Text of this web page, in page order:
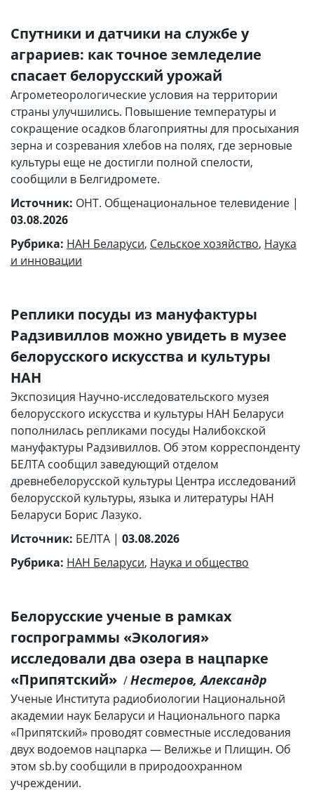
Спутники и датчики на службе у
аграриев: как точное земледелие
спасает белорусский урожай
Агрометеорологические условия на территории
страны улучшились. Повышение температуры и
сокращение осадков благоприятны для просыхания
зерна и созревания хлебов на полях, где зерновые
культуры еще не достигли полной спелости,
сообщили в Белгидромете.
Источник: ОНТ. Общенациональное телевидение |
03.08.2026
Рубрика: НАН Беларуси, Сельское хозяйство, Наука
и инновации
Реплики посуды из мануфактуры
Радзивиллов можно увидеть в музее
белорусского искусства и культуры
НАН
Экспозиция Научно-исследовательского музея
белорусского искусства и культуры НАН Беларуси
пополнилась репликами посуды Налибокской
мануфактуры Радзивиллов. Об этом корреспонденту
БЕЛТА сообщил заведующий отделом
древнебелорусской культуры Центра исследований
белорусской культуры, языка и литературы НАН
Беларуси Борис Лазуко.
Источник: БЕЛТА | 03.08.2026
Рубрика: НАН Беларуси, Наука и общество
Белорусские ученые в рамках
госпрограммы «Экология»
исследовали два озера в нацпарке
«Припятский» /Нестеров, Александр
Ученые Института радиобиологии Национальной
академии наук Беларуси и Национального парка
«Припятский» проводят совместные исследования
двух водоемов нацпарка — Велижье и Плищин. Об
этом sb.by сообщили в природоохранном
учреждении.